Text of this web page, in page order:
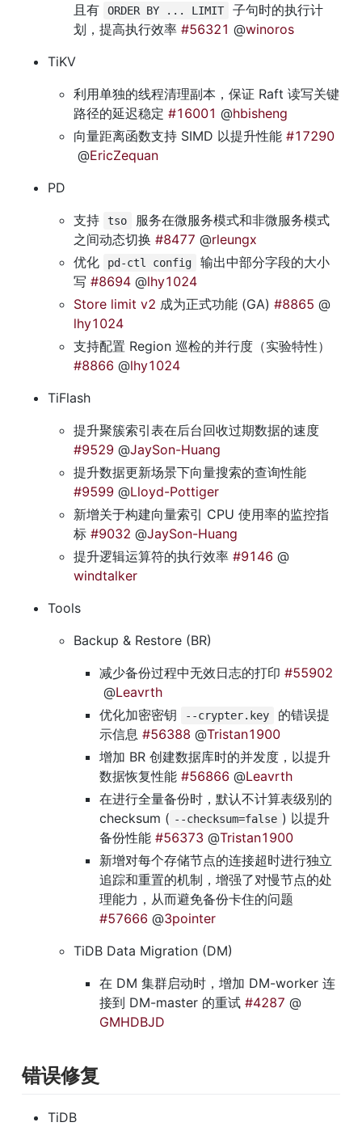
且有
ORDER BY ... LIMIT
子句时的执行计
划，提高执行效率 #56321 @winoros
TiKV
利用单独的线程清理副本，保证 Raft 读写关键
路径的延迟稳定 #16001 @hbisheng
向量距离函数支持 SIMD 以提升性能 #17290
@EricZequan
PD
支持
tso
服务在微服务模式和非微服务模式
之间动态切换 #8477 @rleungx
优化
pd-ctl config
输出中部分字段的大小
写 #8694 @lhy1024
Store limit v2 成为正式功能 (GA) #8865 @
lhy1024
支持配置 Region 巡检的并行度（实验特性）
#8866 @lhy1024
TiFlash
提升聚簇索引表在后台回收过期数据的速度
#9529 @JaySon-Huang
提升数据更新场景下向量搜索的查询性能
#9599 @Lloyd-Pottiger
新增关于构建向量索引 CPU 使用率的监控指
标 #9032 @JaySon-Huang
提升逻辑运算符的执行效率 #9146 @
windtalker
Tools
Backup & Restore (BR)
减少备份过程中无效日志的打印 #55902
@Leavrth
优化加密密钥
--crypter.key
的错误提
示信息 #56388 @Tristan1900
增加 BR 创建数据库时的并发度，以提升
数据恢复性能 #56866 @Leavrth
在进行全量备份时，默认不计算表级别的
checksum ( --checksum=false ) 以提升
备份性能 #56373 @Tristan1900
新增对每个存储节点的连接超时进行独立
追踪和重置的机制，增强了对慢节点的处
理能力，从而避免备份卡住的问题
#57666 @3pointer
TiDB Data Migration (DM)
在 DM 集群启动时，增加 DM-worker 连
接到 DM-master 的重试 #4287 @
GMHDBJD
错误修复
TiDB